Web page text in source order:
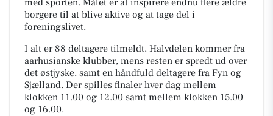
borgere til at blive aktive og at tage del i
foreningslivet.
I alt er 88 deltagere tilmeldt. Halvdelen kommer fra
aarhusianske klubber, mens resten er spredt ud over
det østjyske, samt en håndfuld deltagere fra Fyn og
Sjælland. Der spilles finaler hver dag mellem
klokken 11.00 og 12.00 samt mellem klokken 15.00
og 16.00.